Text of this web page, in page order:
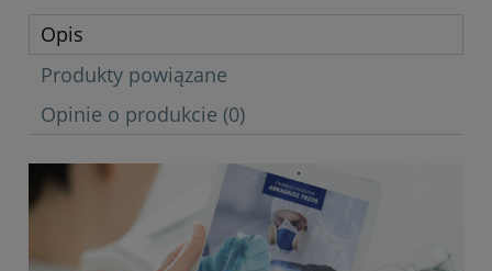
Opis
Produkty powiązane
Opinie o produkcie (0)